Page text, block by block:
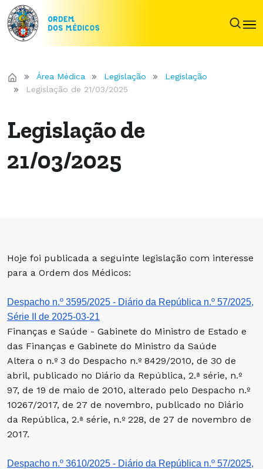
Área Médica Legislação
Legislação
Legislação de 21/03/2025
Legislação de
21/03/2025
Hoje foi publicada a seguinte legislação com interesse
para a Ordem dos Médicos:
Despacho n.º 3595/2025 - Diário da República n.º 57/2025,
Série II de 2025-03-21
Finanças e Saúde - Gabinete do Ministro de Estado e
das Finanças e Gabinete do Ministro da Saúde
Altera o n.º 3 do Despacho n.º 8429/2010, de 30 de
abril, publicado no Diário da República, 2.ª série, n.º
97, de 19 de maio de 2010, alterado pelo Despacho n.º
10267/2017, de 27 de novembro, publicado no Diário
da República, 2.ª série, n.º 228, de 27 de novembro de
2017.
Despacho n.º 3610/2025 - Diário da República n.º 57/2025,